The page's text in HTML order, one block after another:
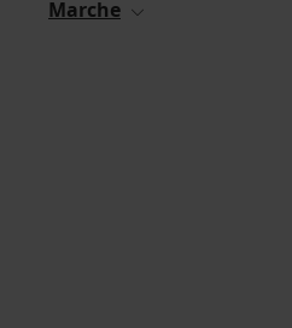
Marche